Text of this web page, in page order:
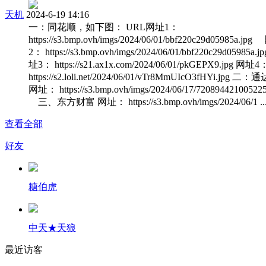
天机 2024-6-19 14:16
一：同花顺，如下图： URL网址1：
https://s3.bmp.ovh/imgs/2024/06/01/bbf220c29d05985a.jpg
2： https://s3.bmp.ovh/imgs/2024/06/01/
址3： https://s21.ax1x.com/2024/06/01/pkGEPX9.jpg 网址4：
https://s2.loli.net/2024/06/01/vTr8MmUIcO3fHYi.jpg 二：通
网址： https://s3.bmp.ovh/imgs/2024/06/17/
三、东方财富 网址： https://s3.bmp.ovh/imgs/2024/06/1
查看全部
好友
糖伯虎
中天★天狼
最近访客